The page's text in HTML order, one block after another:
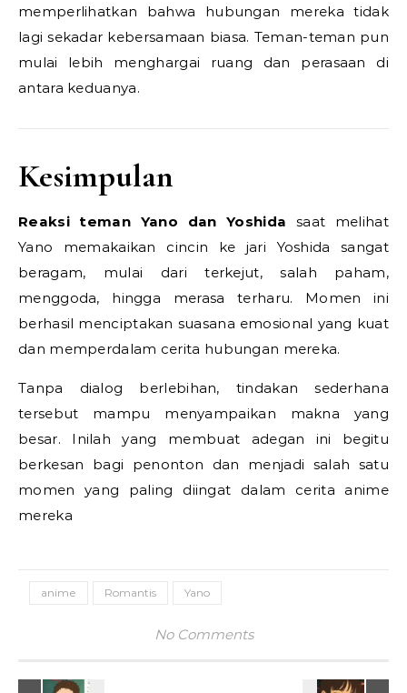
memperlihatkan bahwa hubungan mereka tidak
lagi sekadar kebersamaan biasa. Teman-teman pun
mulai lebih menghargai ruang dan perasaan di
antara keduanya.
Kesimpulan
Reaksi teman Yano dan Yoshida saat melihat
Yano memakaikan cincin ke jari Yoshida sangat
beragam, mulai dari terkejut, salah paham,
menggoda, hingga merasa terharu. Momen ini
berhasil menciptakan suasana emosional yang kuat
dan memperdalam cerita hubungan mereka.
Tanpa dialog berlebihan, tindakan sederhana
tersebut mampu menyampaikan makna yang
besar. Inilah yang membuat adegan ini begitu
berkesan bagi penonton dan menjadi salah satu
momen yang paling diingat dalam cerita anime
mereka
anime Romantis Yano
No Comments